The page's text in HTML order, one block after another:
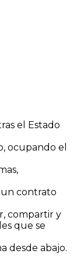
el Estado
ocupando el
un contrato
compartir y
que se
desde abajo.